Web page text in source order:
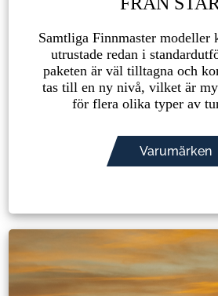
Samtliga Finnmaster modeller
utrustade redan i
paketen är väl tilltagna och
tas till en ny nivå, vilket är
för flera olika typer av
Varumärken